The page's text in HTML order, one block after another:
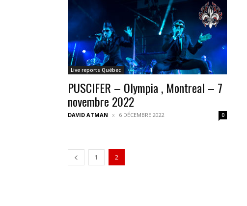
Live reports Québec
PUSCIFER – Olympia , Montreal – 7
novembre 2022
DAVID ATMAN 6 DÉCEMBRE 2022 0
1 2